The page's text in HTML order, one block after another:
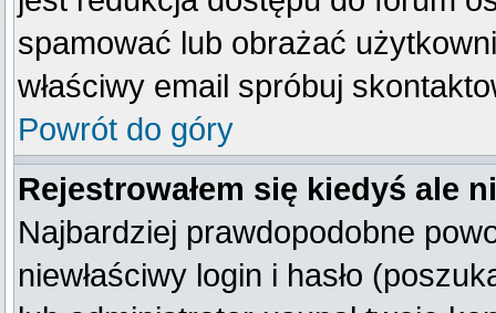
spamować lub obrażać
właściwy email spróbuj
Powrót do góry
Rejestrowałem się kiedyś ale
Najbardziej prawdopodobne
niewłaściwy login i hasło